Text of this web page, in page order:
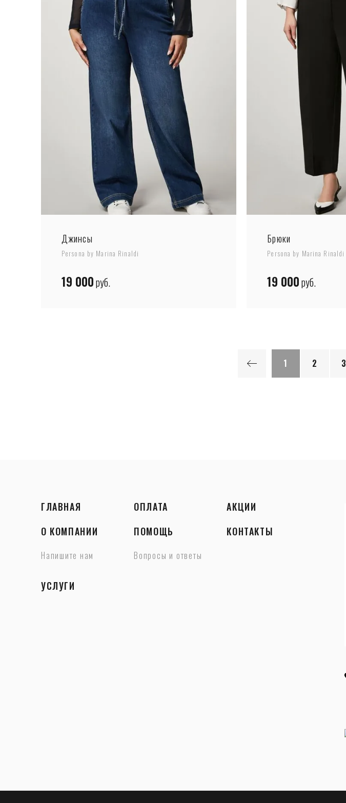
Джинсы
Persona by Marina Rinaldi
19 000руб.
Брюки
Persona by Marina Rinaldi
19 000руб.
1 2 3
ГЛАВНАЯ
О КОМПАНИИ
Напишите нам
УСЛУГИ
ОПЛАТА
ПОМОЩЬ
Вопросы и ответы
АКЦИИ
КОНТАКТЫ